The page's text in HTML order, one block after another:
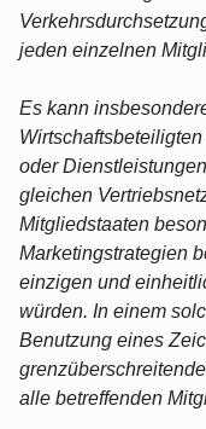
jeden einzelnen
Es kann
oder
gleichen
Mitgliedstaaten
Marketingstrategien
einzigen und
würden. In einem
Benutzung eines
alle betreffenden